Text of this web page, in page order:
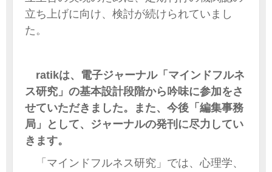
立ち上げに向け、検討が続けられていまし
た。
ratikは、電子ジャーナル「マインドフルネ
ス研究」の基本設計段階から吟味に参加をさ
せていただきました。また、今後「編集事務
局」として、ジャーナルの発刊に尽力してい
きます。
「マインドフルネス研究」では、心理学、